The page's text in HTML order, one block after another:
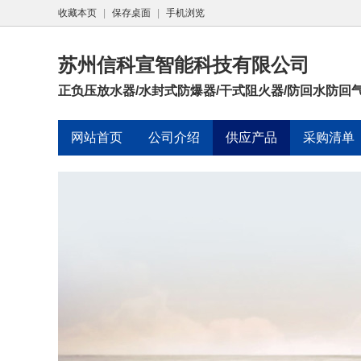
收藏本页 保存桌面 手机浏览
苏州信科宣智能科技有限公司
正负压放水器/水封式防爆器/干式阻火器/防回水防回
网站首页 公司介绍 供应产品 采购清单